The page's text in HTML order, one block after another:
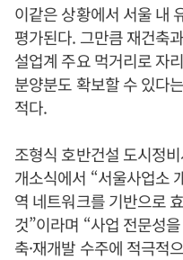
이같은 상황에서 서울 내
평가된다. 그만큼 재건축
설업계 주요 먹거리로 자
분양분도 확보할 수 있다
적다.
조형식 호반건설 도시정
개소식에서 “서울사업소
역 네트워크를 기반으로
것”이라며 “사업 전문성
축·재개발 수주에 적극적